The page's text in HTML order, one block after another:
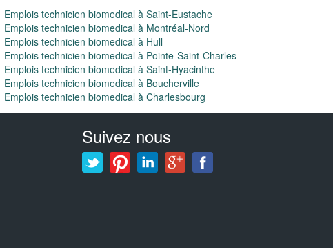
Emplois technicien biomedical à Saint-Eustache
Emplois technicien biomedical à Montréal-Nord
Emplois technicien biomedical à Hull
Emplois technicien biomedical à Pointe-Saint-Charles
Emplois technicien biomedical à Saint-Hyacinthe
Emplois technicien biomedical à Boucherville
Emplois technicien biomedical à Charlesbourg
Suivez nous